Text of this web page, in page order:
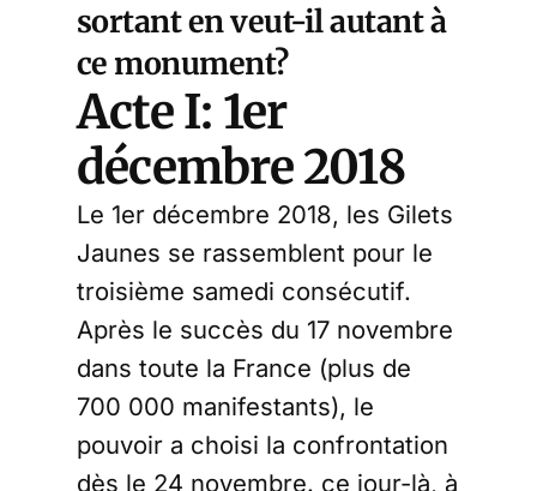
sortant en veut-il autant à
ce monument?
Acte I: 1er
décembre 2018
Le 1er décembre 2018, les Gilets
Jaunes se rassemblent pour le
troisième samedi consécutif.
Après le succès du 17 novembre
dans toute la France (plus de
700 000 manifestants), le
pouvoir a choisi la confrontation
dès le 24 novembre. ce jour-là, à